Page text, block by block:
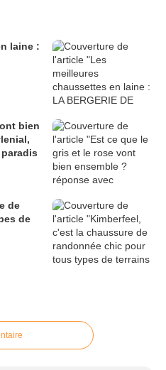
laine :
bien
de
de